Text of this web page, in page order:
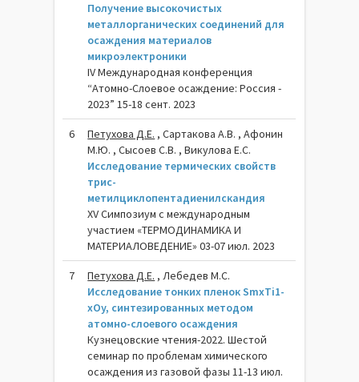
Получение высокочистых
металлорганических соединений для
осаждения материалов
микроэлектроники
IV Международная конференция
“Атомно-Слоевое осаждение: Россия -
2023” 15-18 сент. 2023
6 Петухова Д.Е. , Сартакова А.В. , Афонин
М.Ю. , Сысоев С.В. , Викулова Е.С.
Исследование термических свойств
трис-
метилциклопентадиенилскандия
XV Симпозиум с международным
участием «ТЕРМОДИНАМИКА И
МАТЕРИАЛОВЕДЕНИЕ» 03-07 июл. 2023
7 Петухова Д.Е. , Лебедев М.С.
Исследование тонких пленок SmxTi1-
xOy, синтезированных методом
атомно-слоевого осаждения
Кузнецовские чтения-2022. Шестой
семинар по проблемам химического
осаждения из газовой фазы 11-13 июл.